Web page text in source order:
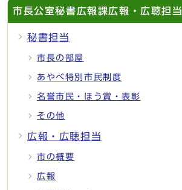
市長公室秘書広報課広報・広聴担当
秘書担当
市長の部屋
あやべ特別市民制度
名誉市民・ほう賞・表彰
その他
広報・広聴担当
市の概要
広報